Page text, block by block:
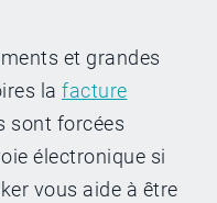
et grandes
la facture
sont forcées
électronique si
vous aide à être